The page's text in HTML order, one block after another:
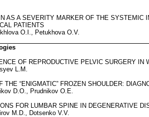
AS A SEVERITY MARKER OF THE SYSTEMIC
PATIENTS
O.I., Petukhova O.V.
OF REPRODUCTIVE PELVIC SURGERY IN
L.M.
THE “ENIGMATIC” FROZEN SHOULDER:
D.O., Prudnikov O.E.
FOR LUMBAR SPINE IN DEGENERATIVE
M.D., Dotsenko V.V.